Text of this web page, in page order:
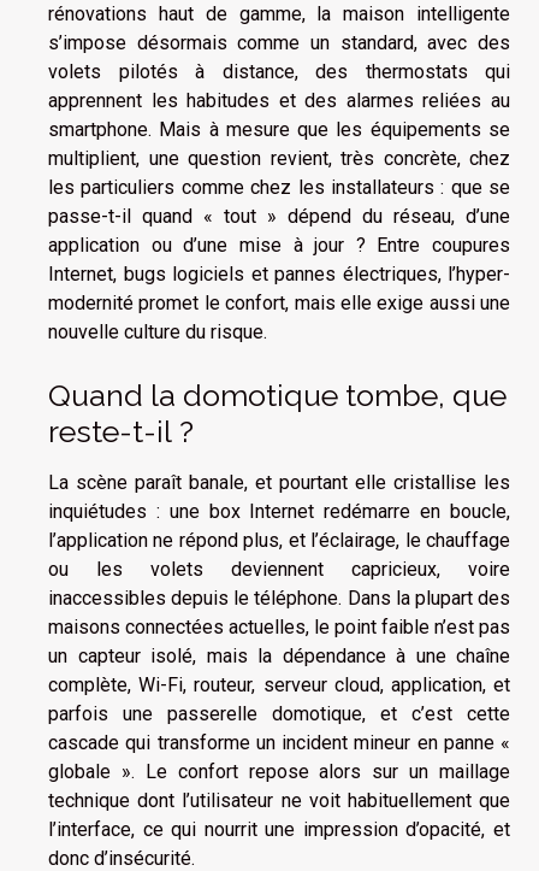
rénovations haut de gamme, la maison intelligente
s’impose désormais comme un standard, avec des
volets pilotés à distance, des thermostats qui
apprennent les habitudes et des alarmes reliées au
smartphone. Mais à mesure que les équipements se
multiplient, une question revient, très concrète, chez
les particuliers comme chez les installateurs : que se
passe-t-il quand « tout » dépend du réseau, d’une
application ou d’une mise à jour ? Entre coupures
Internet, bugs logiciels et pannes électriques, l’hyper-
modernité promet le confort, mais elle exige aussi une
nouvelle culture du risque.
Quand la domotique tombe, que
reste-t-il ?
La scène paraît banale, et pourtant elle cristallise les
inquiétudes : une box Internet redémarre en boucle,
l’application ne répond plus, et l’éclairage, le chauffage
ou les volets deviennent capricieux, voire
inaccessibles depuis le téléphone. Dans la plupart des
maisons connectées actuelles, le point faible n’est pas
un capteur isolé, mais la dépendance à une chaîne
complète, Wi-Fi, routeur, serveur cloud, application, et
parfois une passerelle domotique, et c’est cette
cascade qui transforme un incident mineur en panne «
globale ». Le confort repose alors sur un maillage
technique dont l’utilisateur ne voit habituellement que
l’interface, ce qui nourrit une impression d’opacité, et
donc d’insécurité.